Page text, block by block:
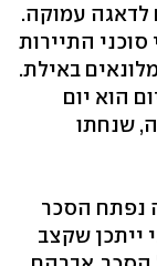
עמוקה.
סוכני התיירות
באילת.
הוא יום
שנחתו
נפתח הסכר
ייתכן שקצב